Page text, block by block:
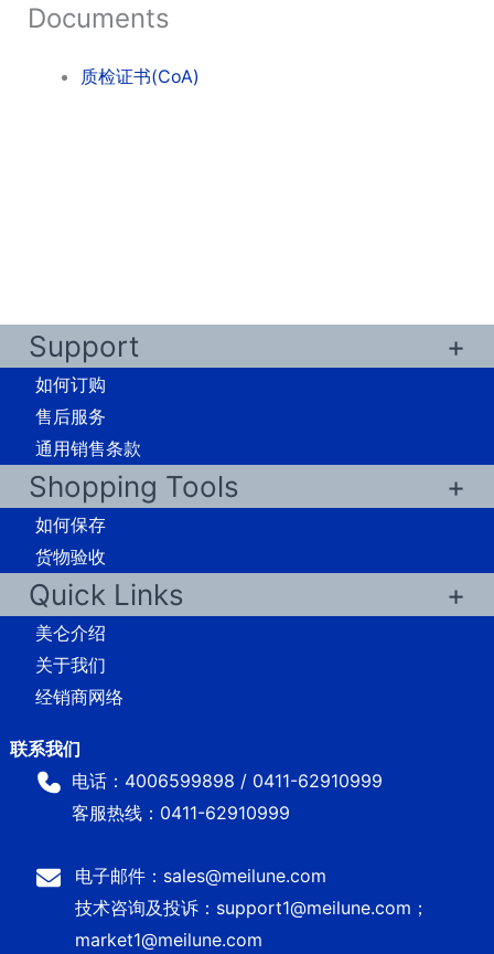
Documents
质检证书(CoA)
Support
如何订购
售后服务
通用销售条款
Shopping Tools
如何保存
货物验收
Quick Links
美仑介绍
关于我们
经销商网络
电话：4006599898 / 0411-62910999
客服热线：0411-62910999
电子邮件：sales@meilune.com
技术咨询及投诉：support1@meilune.com；
market1@meilune.com